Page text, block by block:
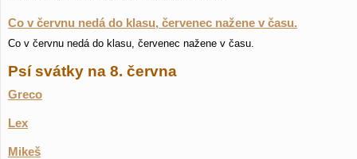
Co v červnu nedá do klasu, červenec nažene v času.
Co v červnu nedá do klasu, červenec nažene v času.
Psí svátky na 8. června
Greco
Lex
Mikeš